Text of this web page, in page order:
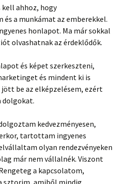
ahhoz, hogy
és a munkámat az emberekkel.
honlapot. Ma már sokkal
olvashatnak az érdeklődők.
és képet szerkeszteni,
és mindent ki is
be az elképzelésem, ezért
dolgokat.
kedvezményesen,
tartottam ingyenes
olyan rendezvényeken
már nem vállalnék. Viszont
a kapcsolatom,